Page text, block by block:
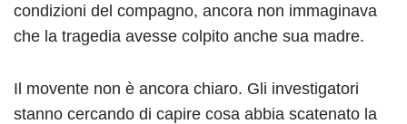
condizioni del compagno, ancora non immaginava
che la tragedia avesse colpito anche sua madre.
Il movente non è ancora chiaro. Gli investigatori
stanno cercando di capire cosa abbia scatenato la